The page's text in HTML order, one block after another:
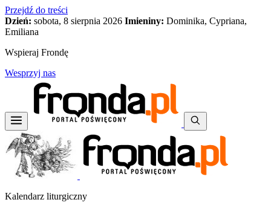
Przejdź do treści
Dzień: sobota, 8 sierpnia 2026 Imieniny: Dominika, Cypriana,
Emiliana
Wspieraj Frondę
Wesprzyj nas
Kalendarz liturgiczny